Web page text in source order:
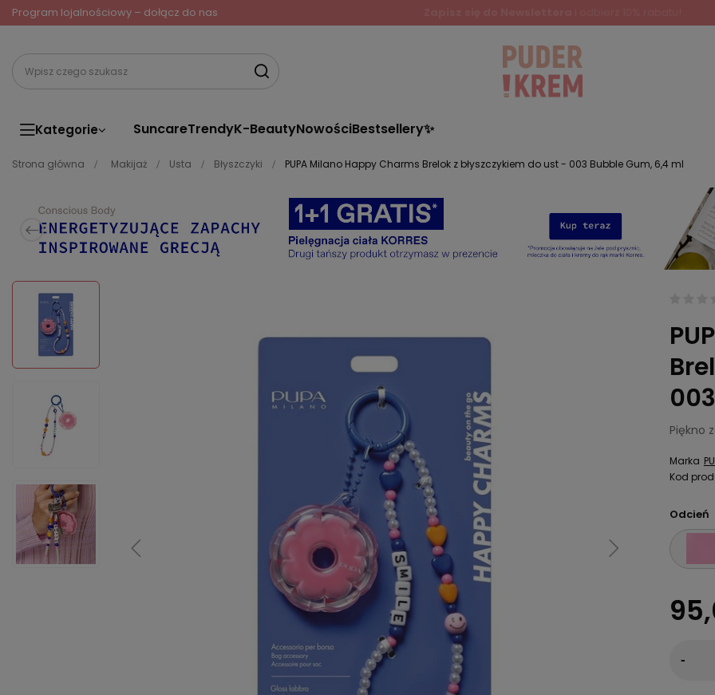
Program lojalnościowy – dołącz do nas
Kategorie SuncareTrendyK-BeautyNowościBestsellery✨
Strona główna Makijaż Usta Błyszczyki PUPA Milano Happy Charms Brelok z błyszczykiem do ust - 003 Bubble Gum, 6,4 ml
Piękno
Marka
Kod
Odcień
-